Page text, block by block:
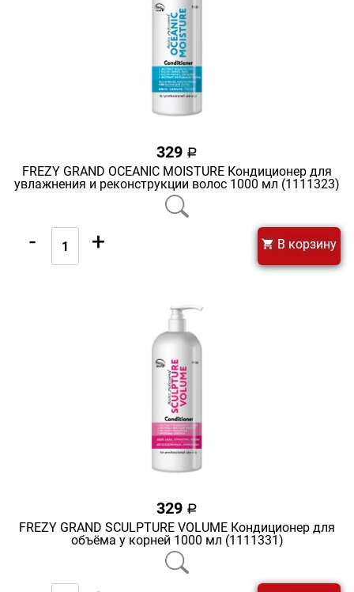
329 a
FREZY GRAND OCEANIC MOISTURE Кондиционер для
увлажнения и реконструкции волос 1000 мл (1111323)
- + В корзину
329 a
FREZY GRAND SCULPTURE VOLUME Кондиционер для
объёма у корней 1000 мл (1111331)